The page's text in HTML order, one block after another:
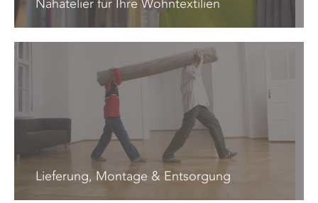
Nähatelier für Ihre Wohntextilien
Lieferung, Montage & Entsorgung